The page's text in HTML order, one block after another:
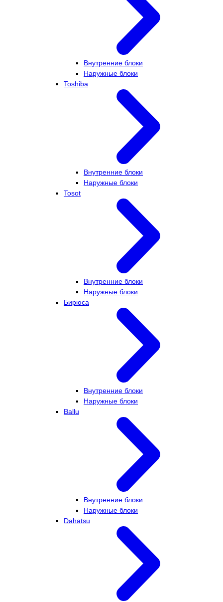
Внутренние блоки
Наружные блоки
Toshiba
Внутренние блоки
Наружные блоки
Tosot
Внутренние блоки
Наружные блоки
Бирюса
Внутренние блоки
Наружные блоки
Ballu
Внутренние блоки
Наружные блоки
Dahatsu